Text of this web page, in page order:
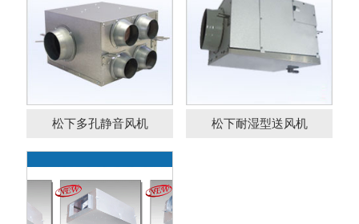
松下多孔静音风机 松下耐湿型送风机
松下大风量静音送风
机